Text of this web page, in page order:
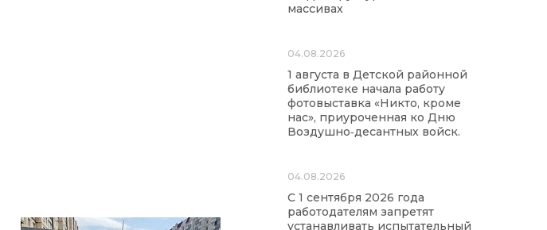
массивах
04.08.2026
1 августа в Детской районной
библиотеке начала работу
фотовыставка «Никто, кроме
нас», приуроченная ко Дню
Воздушно‑десантных войск.
04.08.2026
С 1 сентября 2026 года
работодателям запретят
устанавливать испытательный